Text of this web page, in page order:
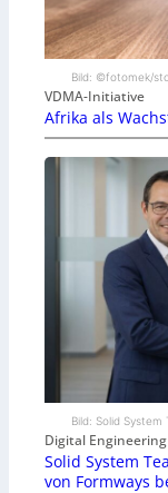
Bild: ©fotomek/
VDMA-Initiative
Afrika als
Bild: Solid System
Digital Engineering
Solid System
von Formways